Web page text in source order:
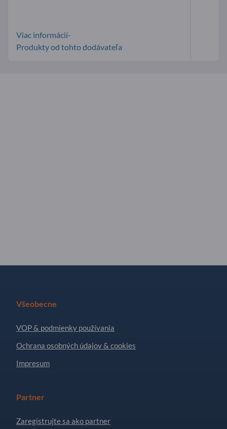
Viac informácií-
Produkty od tohto dodávateľa
Všeobecne
VOP & podmienky používania
Ochrana osobných údajov & cookies
Impresum
Partner
Zaregistrujte sa ako partner